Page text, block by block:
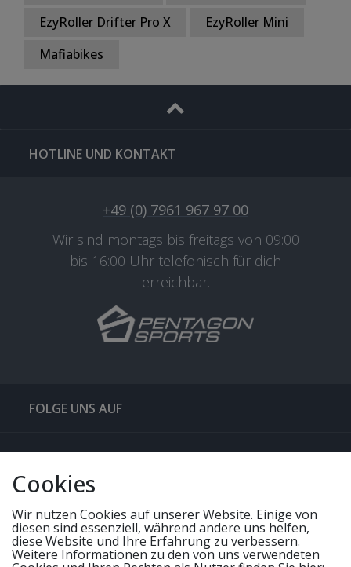
EzyRoller Drifter Pro X
EzyRoller Mini
Mafiabikes
HOTLINE UND KONTAKT
+49 (0) 7961 967 97 00
Wir sind montags bis freitags von 09:00
bis 16:00 Uhr telefonisch für dich
erreichbar.
FOLGE UNS AUF
QUICKLINKS & TIPPS
UNSERE ANGEBOTE
Cookies
Wir nutzen Cookies auf unserer Website. Einige von
diesen sind essenziell, während andere uns helfen,
diese Website und Ihre Erfahrung zu verbessern.
Weitere Informationen zu den von uns verwendeten